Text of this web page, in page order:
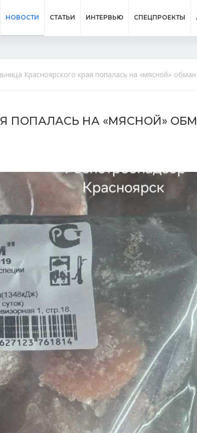
НОВОСТИ СТАТЬИ ИНТЕРВЬЮ СПЕЦПРОЕКТЫ
Красноярского края попалась на «мясной»
ПОПАЛАСЬ НА «МЯСНОЙ»